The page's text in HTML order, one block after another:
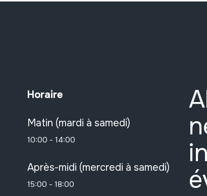
Horaire
Matin (mardi à samedi)
10:00 - 14:00
Après-midi (mercredi à samedi)
15:00 - 18:00